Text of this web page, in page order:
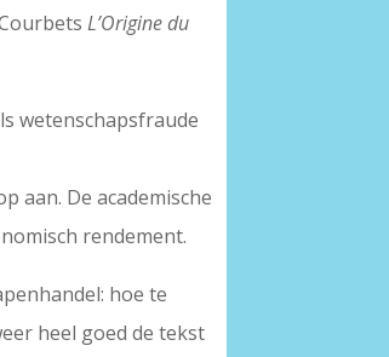
L’Origine du
wetenschapsfraude
aan. De academische
rendement.
hoe te
heel goed de tekst